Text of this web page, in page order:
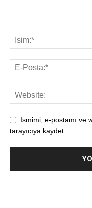
Ismimi, e-postamı ve
tarayıcıya kaydet.